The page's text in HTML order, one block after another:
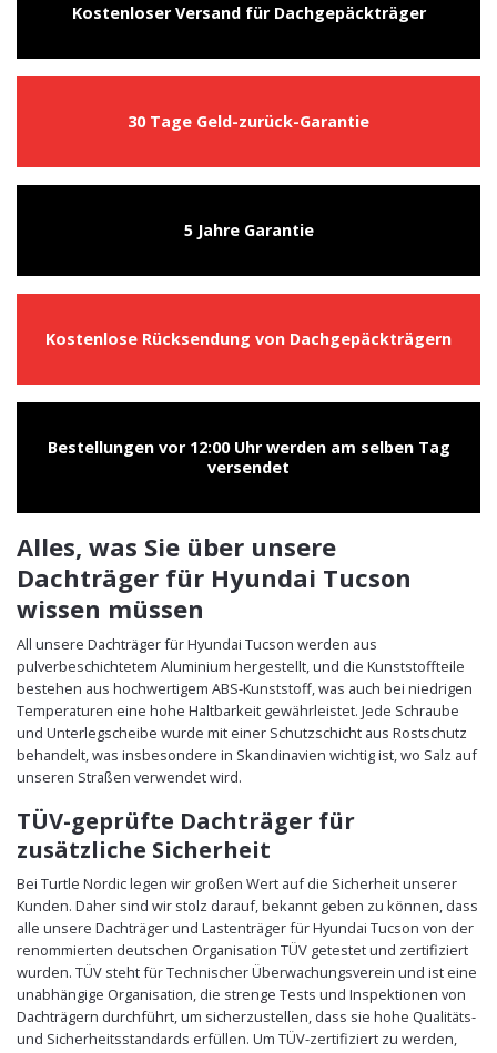
Kostenloser Versand für Dachgepäckträger
30 Tage Geld-zurück-Garantie
5 Jahre Garantie
Kostenlose Rücksendung von Dachgepäckträgern
Bestellungen vor 12:00 Uhr werden am selben Tag
versendet
Alles, was Sie über unsere
Dachträger für Hyundai Tucson
wissen müssen
All unsere Dachträger für Hyundai Tucson werden aus
pulverbeschichtetem Aluminium hergestellt, und die Kunststoffteile
bestehen aus hochwertigem ABS-Kunststoff, was auch bei niedrigen
Temperaturen eine hohe Haltbarkeit gewährleistet. Jede Schraube
und Unterlegscheibe wurde mit einer Schutzschicht aus Rostschutz
behandelt, was insbesondere in Skandinavien wichtig ist, wo Salz auf
unseren Straßen verwendet wird.
TÜV-geprüfte Dachträger für
zusätzliche Sicherheit
Bei Turtle Nordic legen wir großen Wert auf die Sicherheit unserer
Kunden. Daher sind wir stolz darauf, bekannt geben zu können, dass
alle unsere Dachträger und Lastenträger für Hyundai Tucson von der
renommierten deutschen Organisation TÜV getestet und zertifiziert
wurden. TÜV steht für Technischer Überwachungsverein und ist eine
unabhängige Organisation, die strenge Tests und Inspektionen von
Dachträgern durchführt, um sicherzustellen, dass sie hohe Qualitäts-
und Sicherheitsstandards erfüllen. Um TÜV-zertifiziert zu werden,